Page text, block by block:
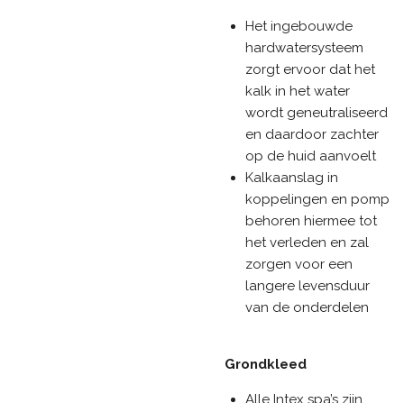
Het ingebouwde
hardwatersysteem
zorgt ervoor dat het
kalk in het water
wordt geneutraliseerd
en daardoor zachter
op de huid aanvoelt
Kalkaanslag in
koppelingen en pomp
behoren hiermee tot
het verleden en zal
zorgen voor een
langere levensduur
van de onderdelen
Grondkleed
Alle Intex spa’s zijn